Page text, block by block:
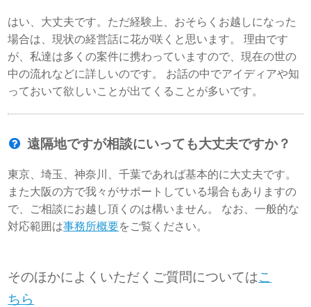
はい、大丈夫です。ただ経験上、おそらくお越しになった
場合は、現状の経営話に花が咲くと思います。 理由です
が、私達は多くの案件に携わっていますので、現在の世の
中の流れなどに詳しいのです。 お話の中でアイディアや知
っておいて欲しいことが出てくることが多いです。
遠隔地ですが相談にいっても大丈夫ですか？
東京、埼玉、神奈川、千葉であれば基本的に大丈夫です。
また大阪の方で我々がサポートしている場合もありますの
で、ご相談にお越し頂くのは構いません。 なお、一般的な
対応範囲は事務所概要をご覧ください。
そのほかによくいただくご質問についてはこ
ちら